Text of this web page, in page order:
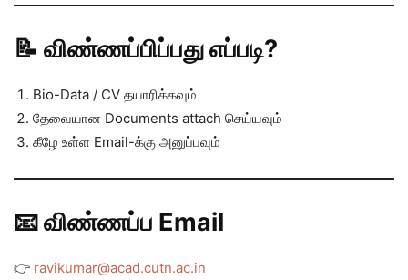
📝 விண்ணப்பிப்பது எப்படி?
Bio-Data / CV தயாரிக்கவும்
தேவையான Documents attach செய்யவும்
கீழே உள்ள Email-க்கு அனுப்பவும்
📧 விண்ணப்ப Email
👉 ravikumar@acad.cutn.ac.in